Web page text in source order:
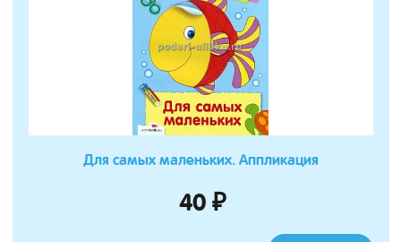
Для самых маленьких. Аппликация
40 ₽